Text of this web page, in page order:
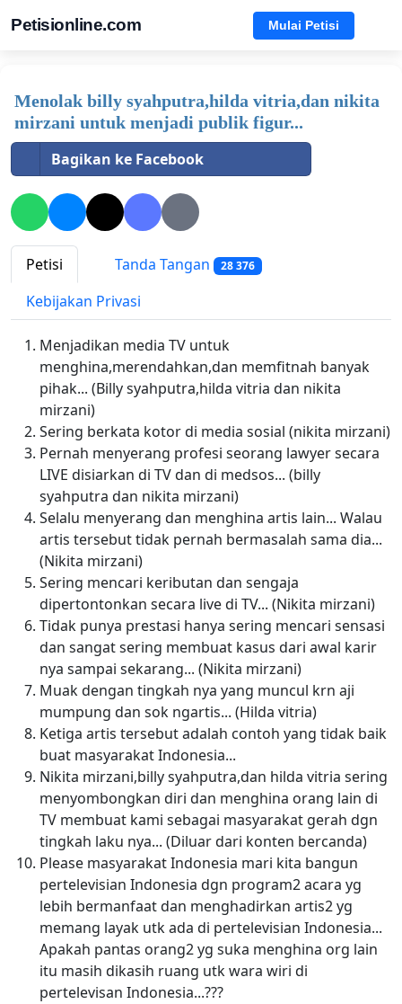
Petisionline.com Mulai Petisi
Menolak billy syahputra,hilda vitria,dan nikita
mirzani untuk menjadi publik figur...
Bagikan ke Facebook
Petisi Tanda Tangan 28 376
Kebijakan Privasi
Menjadikan media TV untuk
menghina,merendahkan,dan memfitnah banyak
pihak... (Billy syahputra,hilda vitria dan nikita
mirzani)
Sering berkata kotor di media sosial (nikita mirzani)
Pernah menyerang profesi seorang lawyer secara
LIVE disiarkan di TV dan di medsos... (billy
syahputra dan nikita mirzani)
Selalu menyerang dan menghina artis lain... Walau
artis tersebut tidak pernah bermasalah sama dia...
(Nikita mirzani)
Sering mencari keributan dan sengaja
dipertontonkan secara live di TV... (Nikita mirzani)
Tidak punya prestasi hanya sering mencari sensasi
dan sangat sering membuat kasus dari awal karir
nya sampai sekarang... (Nikita mirzani)
Muak dengan tingkah nya yang muncul krn aji
mumpung dan sok ngartis... (Hilda vitria)
Ketiga artis tersebut adalah contoh yang tidak baik
buat masyarakat Indonesia...
Nikita mirzani,billy syahputra,dan hilda vitria sering
menyombongkan diri dan menghina orang lain di
TV membuat kami sebagai masyarakat gerah dgn
tingkah laku nya... (Diluar dari konten bercanda)
Please masyarakat Indonesia mari kita bangun
pertelevisian Indonesia dgn program2 acara yg
lebih bermanfaat dan menghadirkan artis2 yg
memang layak utk ada di pertelevisian Indonesia...
Apakah pantas orang2 yg suka menghina org lain
itu masih dikasih ruang utk wara wiri di
pertelevisan Indonesia...???